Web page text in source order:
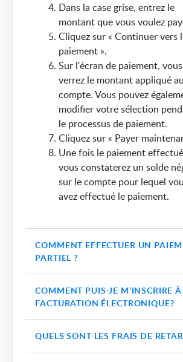
Dans la case grise, entrez le
montant que vous voulez
Cliquez sur « Continuer vers
paiement ».
Sur l'écran de paiement, vous
verrez le montant appliqué au
compte. Vous pouvez
modifier votre sélection
le processus de paiement.
Cliquez sur « Payer
Une fois le paiement
vous constaterez un solde
sur le compte pour lequel
avez effectué le paiement.
COMMENT EFFECTUER UN
PARTIEL ?
COMMENT PUIS-JE M’INSCRIRE
FACTURATION ÉLECTRONIQUE?
QUELS SONT LES FRAIS DE